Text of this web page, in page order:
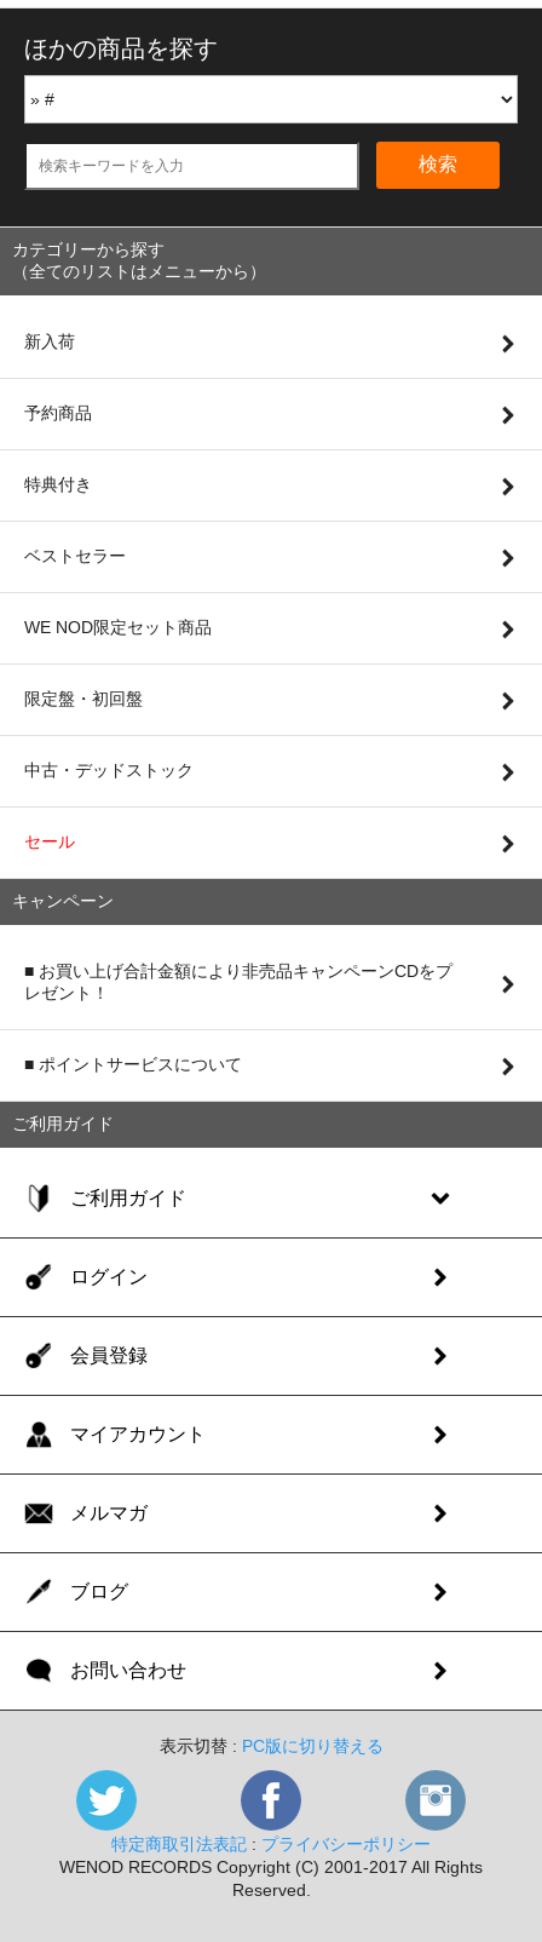
ほかの商品を探す
検索
カテゴリーから探す
（全てのリストはメニューから）
新入荷
予約商品
特典付き
ベストセラー
WE NOD限定セット商品
限定盤・初回盤
中古・デッドストック
セール
キャンペーン
■ お買い上げ合計金額により非売品キャンペーンCDをプ
レゼント！
■ ポイントサービスについて
ご利用ガイド
ご利用ガイド
ログイン
会員登録
マイアカウント
メルマガ
ブログ
お問い合わせ
表示切替 : PC版に切り替える
特定商取引法表記 : プライバシーポリシー
WENOD RECORDS Copyright (C) 2001-2017 All Rights
Reserved.